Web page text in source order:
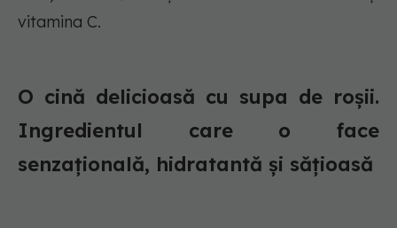
vitamina C.
O cină delicioasă cu supa de roșii.
Ingredientul care o face
senzațională, hidratantă și sățioasă